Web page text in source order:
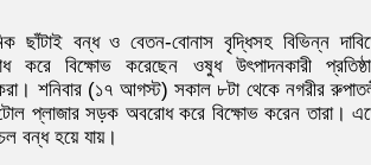
ছাঁটাই বন্ধ ও বেতন-বোনাস বৃদ্ধিসহ বিভিন্ন
করে বিক্ষোভ করেছেন ওষুধ উৎপাদনকারী
শনিবার (১৭ আগস্ট) সকাল ৮টা থেকে নগরীর
প্লাজার সড়ক অবরোধ করে বিক্ষোভ করেন তারা।
বন্ধ হয়ে যায়।